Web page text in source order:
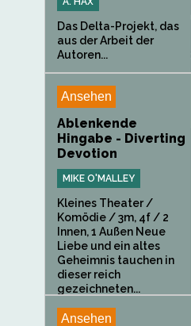
Das Delta-Projekt, das
aus der Arbeit der
Autoren...
Ansehen
Ablenkende
Hingabe - Diverting
Devotion
MIKE O'MALLEY
Kleines Theater /
Komödie / 3m, 4f / 2
Innen, 1 Außen Neue
Liebe und ein altes
Geheimnis tauchen in
dieser reich
gezeichneten...
Ansehen